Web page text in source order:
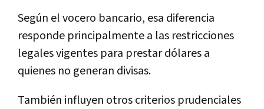
Según el vocero bancario, esa diferencia
responde principalmente a las restricciones
legales vigentes para prestar dólares a
quienes no generan divisas.
También influyen otros criterios prudenciales